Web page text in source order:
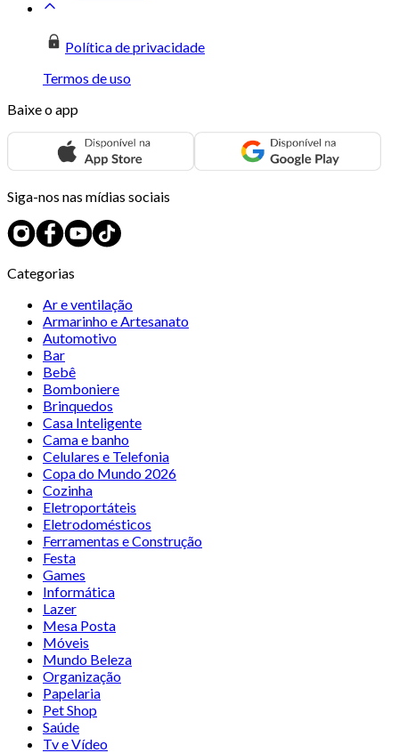
Política de privacidade
Termos de uso
Baixe o app
Siga-nos nas mídias sociais
Categorias
Ar e ventilação
Armarinho e Artesanato
Automotivo
Bar
Bebê
Bomboniere
Brinquedos
Casa Inteligente
Cama e banho
Celulares e Telefonia
Copa do Mundo 2026
Cozinha
Eletroportáteis
Eletrodomésticos
Ferramentas e Construção
Festa
Games
Informática
Lazer
Mesa Posta
Móveis
Mundo Beleza
Organização
Papelaria
Pet Shop
Saúde
Tv e Vídeo